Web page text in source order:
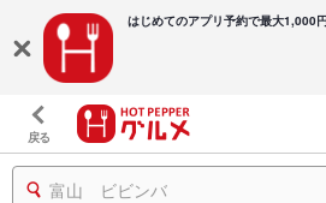
はじめてのアプリ予約で最大1,000
戻る
富山 ビビンバ